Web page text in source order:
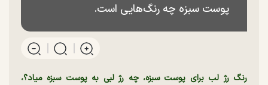
پوست سبزه چه رنگ‌هایی است.
رنگ رژ لب برای پوست سبزه، چه رژ لبی به پوست سبزه میاد؟،